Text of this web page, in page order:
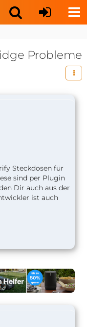
Probleme
Steckdosen für
sind per Plugin
Dir auch aus der
ist auch